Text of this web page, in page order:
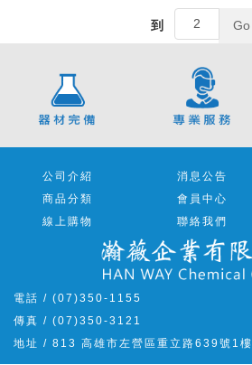
到 Go
公司介紹 消息公告
商品分類
會員中心
線上購物
聯絡我們
電話 / (07)350-1155
傳真 / (07)350-3121
地址 / 813 高雄市左營區重立路639號1樓